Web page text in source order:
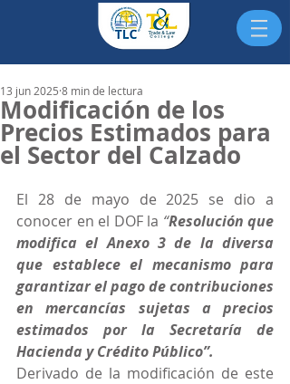
Modificación de los
Precios Estimados para
el Sector del Calzado
13 jun 2025 8 min de lectura
El 28 de mayo de 2025 se dio a
conocer en el DOF la “Resolución que
modifica el Anexo 3 de la diversa
que establece el mecanismo para
garantizar el pago de contribuciones
en mercancías sujetas a precios
estimados por la Secretaría de
Hacienda y Crédito Público”.
Derivado de la modificación de este